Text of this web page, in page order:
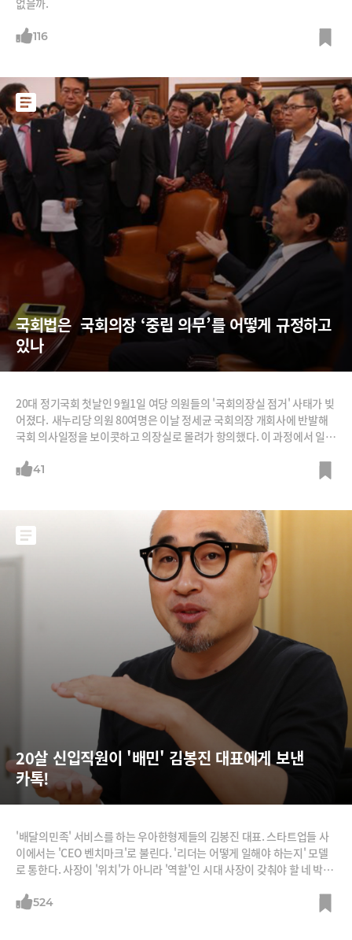
없을까.
116
국회법은  국회의장 ‘중립 의무’를 어떻게 규정하고
있나
20대 정기국회 첫날인 9월1일 여당 의원들의 '국회의장실 점거' 사태가 빚
어졌다. 새누리당 의원 80여명은 이날 정세균 국회의장 개회사에 반발해
국회 의사일정을 보이콧하고 의장실로 몰려가 항의했다. 이 과정에서 일부
2일 까지 보이콧을 이어오다 이날 저녁 가까스로 정 의장과 국회 정상화에
41
20살 신입직원이 '배민' 김봉진 대표에게 보낸
카톡!
'배달의민족' 서비스를 하는 우아한형제들의 김봉진 대표. 스타트업들 사
이에서는 'CEO 벤치마크'로 불린다. '리더는 어떻게 일해야 하는지' 모델
로 통한다. 사장이 '위치'가 아니라 '역할'인 시대 사장이 갖춰야 할 네 박자
이 보장하지만 성과도 칼같이 챙긴다. 재미있게 일한다. 직원들이 딴 짓 할
524